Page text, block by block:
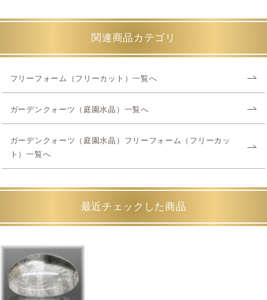
関連商品カテゴリ
フリーフォーム（フリーカット）一覧へ
ガーデンクォーツ（庭園水晶）一覧へ
ガーデンクォーツ（庭園水晶）フリーフォーム（フリーカッ
ト）一覧へ
最近チェックした商品